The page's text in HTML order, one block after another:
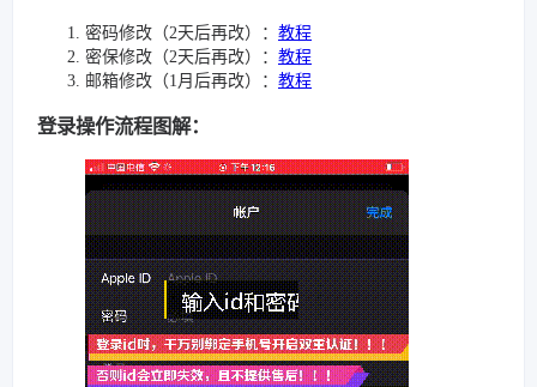
密码修改（2天后再改）： 教程
密保修改（2天后再改）： 教程
邮箱修改（1月后再改）： 教程
登录操作流程图解：